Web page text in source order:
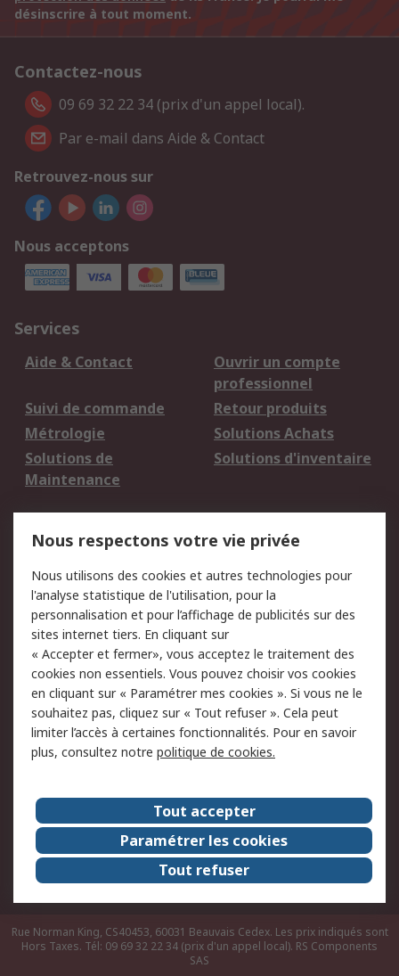
désinscrire à tout moment.
Contactez-nous
09 69 32 22 34 (prix d'un appel local).
Par e-mail dans Aide & Contact
Retrouvez-nous sur
Nous acceptons
Services
Aide & Contact
Ouvrir un compte
professionnel
Suivi de commande
Retour produits
Métrologie
Solutions Achats
Solutions de
Maintenance
Solutions d'inventaire
du site
Politique de protection
des données - Mise à
jour
Sécurité des E-mails
Conditions générales
de vente
Politique anti-
corruption
Campagnes marketing
A propos de RS
A propos de RS France
Evénements
Le groupe RS Group Plc
Presse
RS dans le monde
Démarche RSE
Nous rejoindre
RS Particuliers
Rue Norman King, CS40453, 60031 Beauvais Cedex. Les prix indiqués sont
Hors Taxes. Tél: 09 69 32 22 34 (prix d'un appel local). RS Components
SAS
Nous respectons votre vie privée
Nous utilisons des cookies et autres technologies pour
l'analyse statistique de l'utilisation, pour la
personnalisation et pour l’affichage de publicités sur des
sites internet tiers. En cliquant sur
« Accepter et fermer», vous acceptez le traitement des
cookies non essentiels. Vous pouvez choisir vos cookies
en cliquant sur « Paramétrer mes cookies ». Si vous ne le
souhaitez pas, cliquez sur « Tout refuser ». Cela peut
limiter l’accès à certaines fonctionnalités. Pour en savoir
plus, consultez notre politique de cookies.
Tout accepter
Paramétrer les cookies
Tout refuser